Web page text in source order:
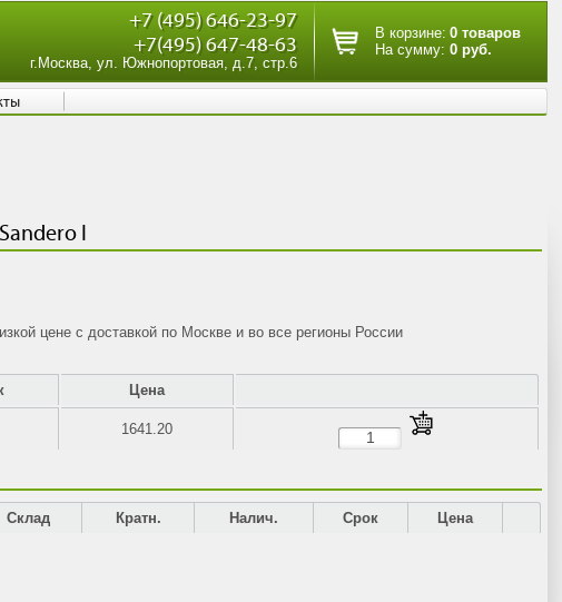
I
цене с доставкой по Москве и во все регионы России
Цена
1641.20
Склад Кратн. Налич. Срок Цена
+7 (495) 646-23-97
+7(495) 647-48-63
г.Москва, ул. Южнопортовая, д.7, стр.6
В корзине: 0 товаров
На сумму: 0 руб.